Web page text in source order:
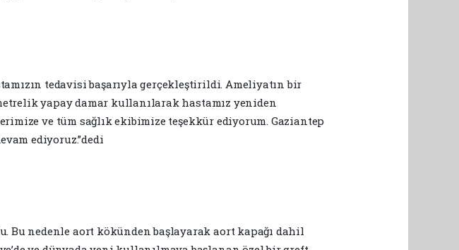
tedavisi başarıyla gerçekleştirildi. Ameliyatın bir
yapay damar kullanılarak hastamız yeniden
ve tüm sağlık ekibimize teşekkür ediyorum. Gaziantep
ediyoruz.”dedi
Bu nedenle aort kökünden başlayarak aort kapağı dahil